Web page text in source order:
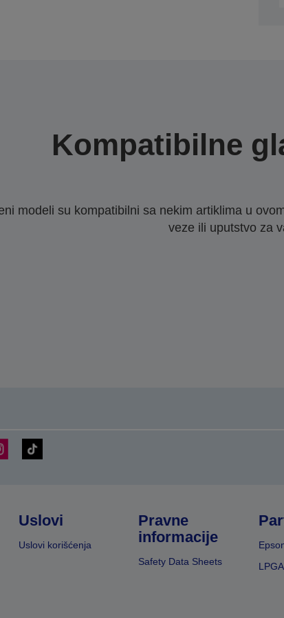
Kompatibilne
modeli su kompatibilni sa nekim artiklima u
veze ili uputstvo za
Uslovi
Uslovi korišćenja
Pravne
informacije
Safety Data Sheets
LPGA